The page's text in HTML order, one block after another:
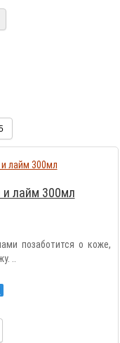
лайм 300мл
позаботится о коже,
..